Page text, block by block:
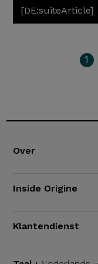
[DE:suiteArticle]
1
Over
Inside Origine
Klantendienst